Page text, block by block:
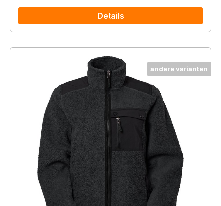
Details
andere varianten